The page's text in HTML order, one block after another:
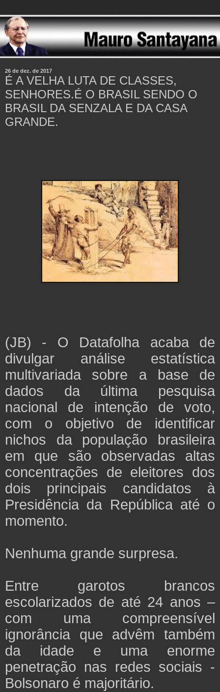
26 de dez. de 2017
É A VELHA LUTA DE CLASSES,
SENHORES.É O BRASIL SENDO O
BRASIL DA SENZALA E DA CASA
GRANDE.
(JB) - O Datafolha acaba de
divulgar análise estatística
multivariada sobre a base de
dados da última pesquisa
nacional de intenção de voto,
com o objetivo de identificar
nichos da população brasileira
em que são observadas altas
concentrações de eleitores dos
dois principais candidatos à
Presidência da República até o
momento.
Nenhuma grande surpresa.
Entre garotos brancos
escolarizados de até 24 anos –
com uma compreensível
ignorância que advêm também
da idade e uma enorme
penetração nas redes sociais -
Bolsonaro é majoritário.